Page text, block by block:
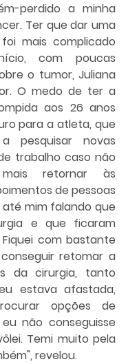
perdido a minha
Ter que dar uma
mais complicado
com poucas
o tumor, Juliana
O medo de ter a
aos 26 anos
para a atleta, que
pesquisar novas
trabalho caso não
mais retornar às
de pessoas
mim falando que
e que ficaram
com bastante
retomar a
da cirurgia, tanto
estava afastada,
opções de
não conseguisse
Temi muito pela
revelou.